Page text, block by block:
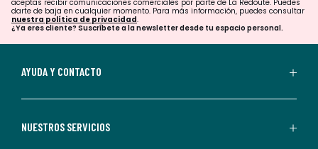
confirmar
tu
suscripción.
aceptas
aceptas recibir comunicaciones comerciales por parte de La Redoute. Puedes
darte de baja en cualquier momento. Para más información, puedes consultar
nuestra política de privacidad.
¿Ya eres cliente? Suscríbete a la newsletter desde tu espacio personal.
AYUDA Y CONTACTO
NUESTROS SERVICIOS